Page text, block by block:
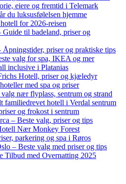
eiere og fremtid i Telemark
du luksusfølelsen hjemme
for 2026-reisen
Guide til badeland, priser og
Åpningstider, priser og praktiske tips
valg for spa, IKEA og mer
inclusive i Platanias
Hotell, priser og kjæledyr
med spa og priser
nær flyplass, sentrum og strand
familiedrevet hotell i Verdal sentrum
og frokost i sentrum
– Beste valg, priser og tips
Nær Monkey Forest
parkering og spa i Røros
– Beste valg med priser og tips
Tilbud med Overnatting 2025